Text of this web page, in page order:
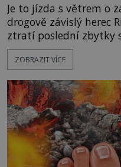
Je to jízda s větrem o
drogově závislý herec
ztratí poslední zbytky
po silnicích ve svém
řetězu. Vše vyvrcholí
následně nalezne
momentem se
ZOBRAZIT VÍCE